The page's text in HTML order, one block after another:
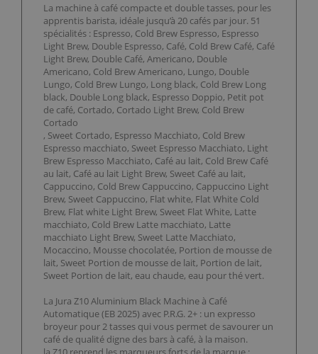
La machine à café compacte et double tasses, pour les
apprentis barista, idéale jusqu’à 20 cafés par jour. 51
spécialités : Espresso, Cold Brew Espresso, Espresso
Light Brew, Double Espresso, Café, Cold Brew Café, Café
Light Brew, Double Café, Americano, Double
Americano, Cold Brew Americano, Lungo, Double
Lungo, Cold Brew Lungo, Long black, Cold Brew Long
black, Double Long black, Espresso Doppio, Petit pot
de café, Cortado, Cortado Light Brew, Cold Brew
Cortado
, Sweet Cortado, Espresso Macchiato, Cold Brew
Espresso macchiato, Sweet Espresso Macchiato, Light
Brew Espresso Macchiato, Café au lait, Cold Brew Café
au lait, Café au lait Light Brew, Sweet Café au lait,
Cappuccino, Cold Brew Cappuccino, Cappuccino Light
Brew, Sweet Cappuccino, Flat white, Flat White Cold
Brew, Flat white Light Brew, Sweet Flat White, Latte
macchiato, Cold Brew Latte macchiato, Latte
macchiato Light Brew, Sweet Latte Macchiato,
Mocaccino, Mousse chocolatée, Portion de mousse de
lait, Sweet Portion de mousse de lait, Portion de lait,
Sweet Portion de lait, eau chaude, eau pour thé vert.
La Jura Z10 Aluminium Black Machine à Café
Automatique (EB 2025) avec P.R.G. 2+ : un expresso
broyeur pour 2 tasses qui vous permet de savourer un
café de qualité digne des bars à café, à la maison.